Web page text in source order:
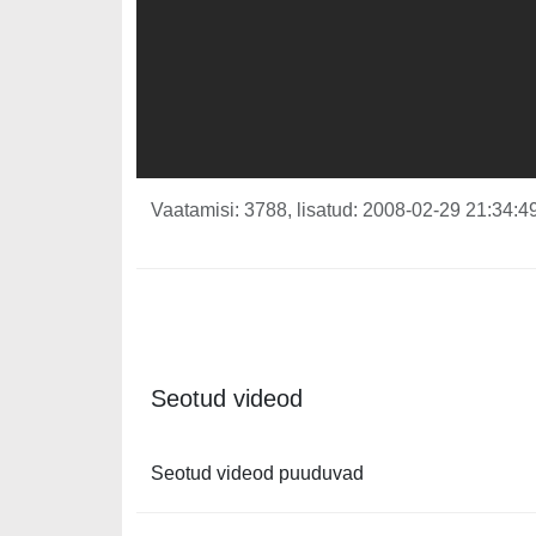
Vaatamisi: 3788, lisatud: 2008-02-29
Seotud videod
Seotud videod puuduvad